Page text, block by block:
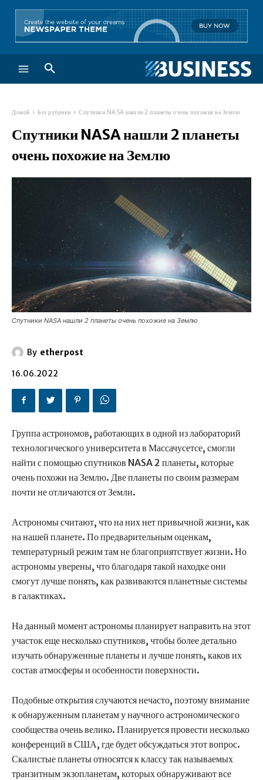
Домой Без рубрики Спутники NASA нашли 2 планеты очень похожие на Землю
Спутники NASA нашли 2 планеты
очень похожие на Землю
Спутники NASA нашли 2 планеты очень похожие на Землю
By etherpost
16.06.2022
Группа астрономов, работающих в одной из лабораторий
технологического университета в Массачусетсе, смогли
найти с помощью спутников NASA 2 планеты, которые
очень похожи на Землю. Две планеты по своим размерам
почти не отличаются от Земли.
Астрономы считают, что на них нет привычной жизни, как
на нашей планете. По предварительным оценкам,
температурный режим там не благоприятствует жизни. Но
астрономы уверены, что благодаря такой находке они
смогут лучше понять, как развиваются планетные системы
в галактиках.
На данный момент астрономы планирует направить на этот
участок еще несколько спутников, чтобы более детально
изучать обнаруженные планеты и лучше понять, каков их
состав атмосферы и особенности поверхности.
Подобные открытия случаются нечасто, поэтому внимание
к обнаруженным планетам у научного астрономического
сообщества очень велико. Планируется провести несколько
конференций в США, где будет обсуждаться этот вопрос.
Скалистые планеты относятся к классу так называемых
транзитным экзопланетам, которых обнаруживают все